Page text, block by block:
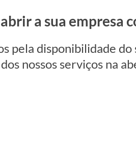
a sua empresa
pela disponibilidade
nossos serviços na